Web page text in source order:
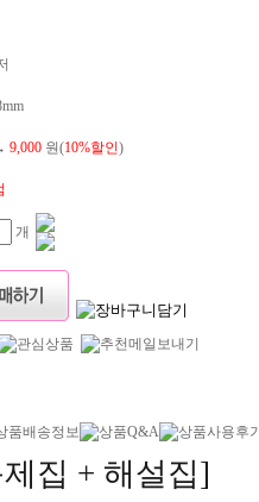
9,000 원(10%할인)
개
품배송정보 상품Q&A 상품사용후기
집 + 해설집]